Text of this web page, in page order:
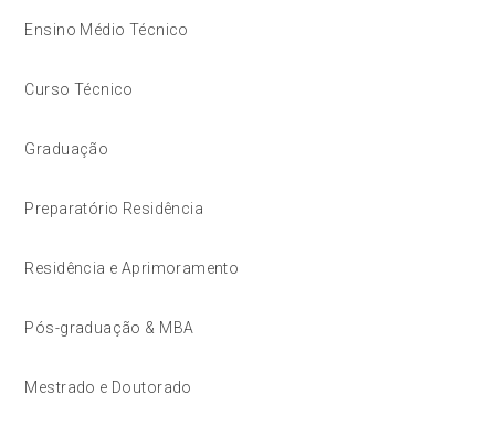
Ensino Médio Técnico
Curso Técnico
Graduação
Preparatório Residência
Residência e Aprimoramento
Pós-graduação & MBA
Mestrado e Doutorado